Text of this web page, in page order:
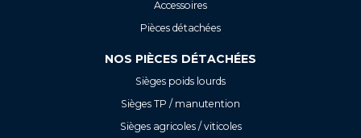
Accessoires
Pièces détachées
NOS PIÈCES DÉTACHÉES
Sièges poids lourds
Sièges TP / manutention
Sièges agricoles / viticoles